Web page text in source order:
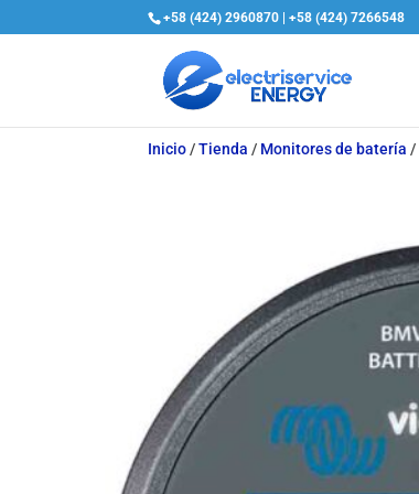
+58 (424) 2960870 | +58 (424) 7266548
Inicio /Tienda / Monitores de batería /